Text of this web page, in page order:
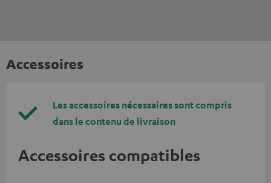
Accessoires
Les accessoires nécessaires sont compris
dans le contenu de livraison
Accessoires compatibles